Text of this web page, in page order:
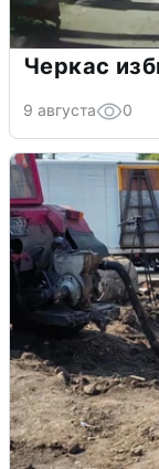
Черкас
9 августа 0